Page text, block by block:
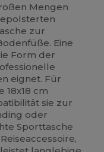
Mengen
zur
Eine
Form der
eignet. Für
cm
sie zur
oder
Sporttasche